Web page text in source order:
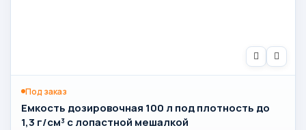
Под заказ
Емкость дозировочная 100 л под плотность до
1,3 г/см³ с лопастной мешалкой